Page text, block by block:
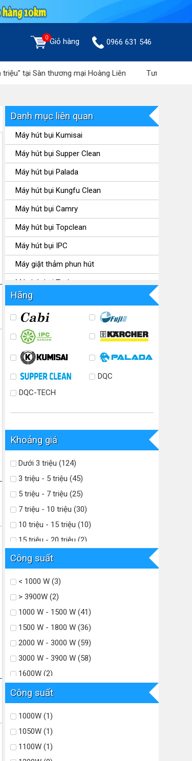
0 Giỏ hàng 0966 631 546
Sàn thương mại Hoàng Liên Tưng bừng khuyến
Danh mục liên quan
Máy hút bụi Kumisai
Máy hút bụi Supper Clean
Máy hút bụi Palada
Máy hút bụi Kungfu Clean
Máy hút bụi Camry
Máy hút bụi Topclean
Máy hút bụi IPC
Máy giặt thảm phun hút
Máy hút bụi Typhoon
Linh kiện máy hút bụi
Máy hút bụi Pertek
Hãng
DQC
DQC-TECH
Khoảng giá
Dưới 3 triệu (124)
3 triệu - 5 triệu (45)
5 triệu - 7 triệu (25)
7 triệu - 10 triệu (30)
10 triệu - 15 triệu (10)
15 triệu - 20 triệu (2)
20 triệu - 25 triệu (3)
Trên 25 triệu (15)
Công suất
< 1000 W (3)
> 3900W (2)
1000 W - 1500 W (41)
1500 W - 1800 W (36)
2000 W - 3000 W (59)
3000 W - 3900 W (58)
1600W (2)
1800W (1)
4000W (2)
Công suất
1000W (1)
1050W (1)
1100W (1)